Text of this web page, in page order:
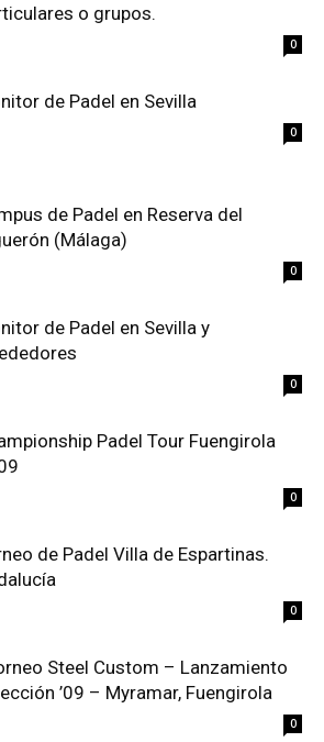
o grupos.
0
de Padel en Sevilla
0
de Padel en Reserva del
(Málaga)
0
de Padel en Sevilla y
0
Padel Tour Fuengirola
0
de Padel Villa de Espartinas.
0
Steel Custom – Lanzamiento
0